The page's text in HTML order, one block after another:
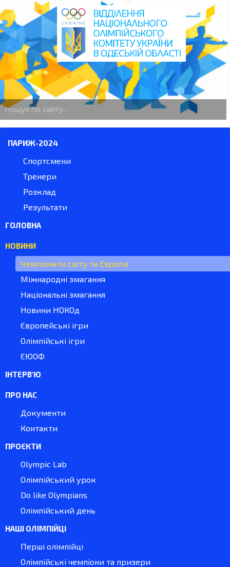
пошук
по
ПАРИЖ-2024
Спортсмени
Тренери
Розклад
Результати
ГОЛОВНА
НОВИНИ
Чемпіонати світу та Європи
Міжнародні змагання
Національні змагання
Новини НОКОд
Європейські ігри
Олімпійські ігри
ЄЮОФ
ІНТЕРВ'Ю
ПРО НАС
Документи
Контакти
ПРОЄКТИ
Olympic Lab
Олімпійський урок
Do like Olympians
Олімпійський день
НАШІ ОЛІМПІЙЦІ
Перші олімпійці
Олімпійські чемпіони та призери